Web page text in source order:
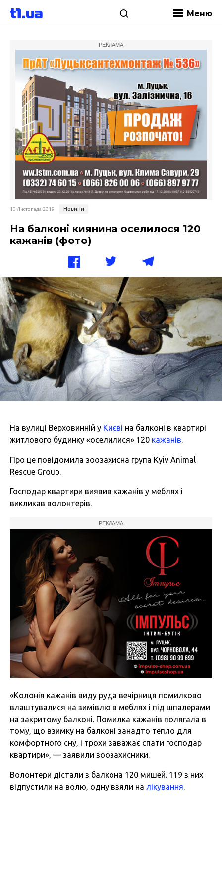
Меню
РЕКЛАМА
10 Листопада 2019 Новини
На балконі киянина оселилося 120
кажанів (фото)
На вулиці Верховинній у Києві на балконі в квартирі
житлового будинку «оселилися» 120 кажанів.
Про це повідомила зоозахисна група Kyiv Animal
Rescue Group.
Господар квартири виявив кажанів у меблях і
викликав волонтерів.
РЕКЛАМА
«Колонія кажанів виду руда вечірниця помилково
влаштувалися на зимівлю в меблях і під шпалерами
на закритому балконі. Помилка кажанів полягала в
тому, що взимку на балконі занадто тепло для
комфортного сну, і трохи заважає спати господар
квартири», — заявили зоозахисники.
Волонтери дістали з балкона 120 мишей. 119 з них
відпустили на волю, одну взяли на лікування.